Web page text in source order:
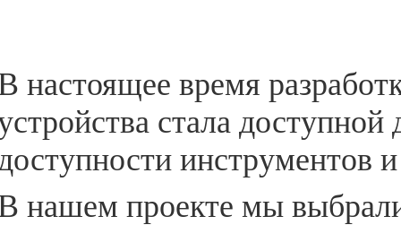
настоящее время
стала
инструментов
нашем проекте мы